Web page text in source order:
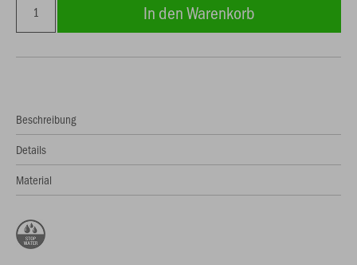
In den Warenkorb
Beschreibung
Details
Material